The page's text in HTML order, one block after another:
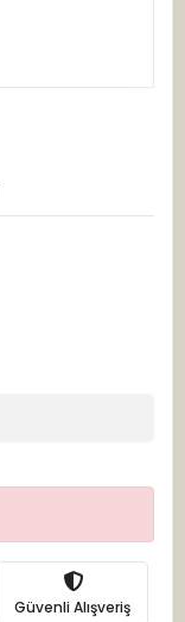
Güvenli Alışveriş